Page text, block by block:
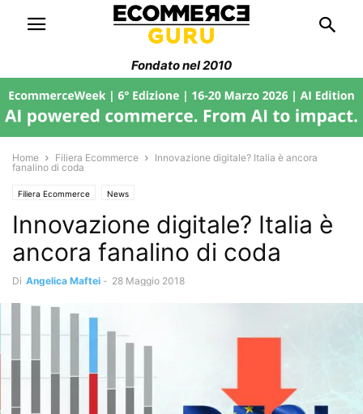
Fondato nel 2010
Home Filiera Ecommerce
Innovazione digitale? Italia è ancora
fanalino di coda
Filiera Ecommerce News
Innovazione digitale? Italia è
ancora fanalino di coda
Di Angelica Maftei - 28 Maggio 2018